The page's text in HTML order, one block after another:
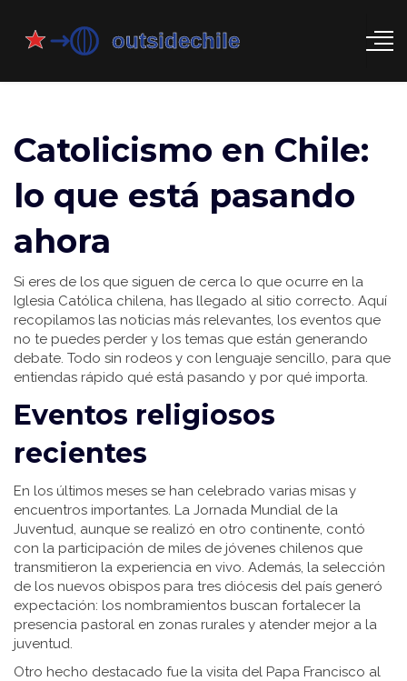
Catolicismo en Chile:
lo que está pasando
ahora
Si eres de los que siguen de cerca lo que ocurre en la
Iglesia Católica chilena, has llegado al sitio correcto. Aquí
recopilamos las noticias más relevantes, los eventos que
no te puedes perder y los temas que están generando
debate. Todo sin rodeos y con lenguaje sencillo, para que
entiendas rápido qué está pasando y por qué importa.
Eventos religiosos
recientes
En los últimos meses se han celebrado varias misas y
encuentros importantes. La Jornada Mundial de la
Juventud, aunque se realizó en otro continente, contó
con la participación de miles de jóvenes chilenos que
transmitieron la experiencia en vivo. Además, la selección
de los nuevos obispos para tres diócesis del país generó
expectación: los nombramientos buscan fortalecer la
presencia pastoral en zonas rurales y atender mejor a la
juventud.
Otro hecho destacado fue la visita del Papa Francisco al